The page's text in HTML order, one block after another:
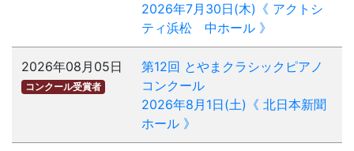
2026年7月30日(木)《 アクトシ
ティ浜松 中ホール 》
2026年08月05日
コンクール受賞者
第12回 とやまクラシックピアノ
コンクール
2026年8月1日(土)《 北日本新聞
ホール 》